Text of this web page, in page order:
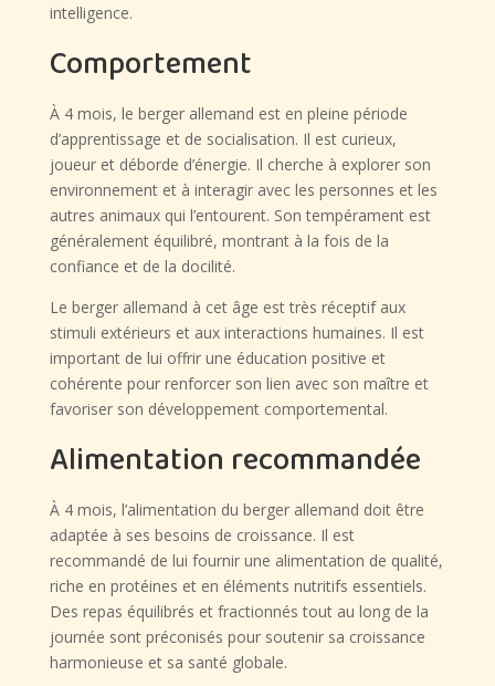
intelligence.
Comportement
À 4 mois, le berger allemand est en pleine période
d’apprentissage et de socialisation. Il est curieux,
joueur et déborde d’énergie. Il cherche à explorer son
environnement et à interagir avec les personnes et les
autres animaux qui l’entourent. Son tempérament est
généralement équilibré, montrant à la fois de la
confiance et de la docilité.
Le berger allemand à cet âge est très réceptif aux
stimuli extérieurs et aux interactions humaines. Il est
important de lui offrir une éducation positive et
cohérente pour renforcer son lien avec son maître et
favoriser son développement comportemental.
Alimentation recommandée
À 4 mois, l’alimentation du berger allemand doit être
adaptée à ses besoins de croissance. Il est
recommandé de lui fournir une alimentation de qualité,
riche en protéines et en éléments nutritifs essentiels.
Des repas équilibrés et fractionnés tout au long de la
journée sont préconisés pour soutenir sa croissance
harmonieuse et sa santé globale.